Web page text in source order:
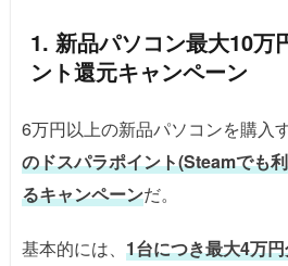
1. 新品パソコン最大10万
ント還元キャンペーン
6万円以上の新品パソコンを購入す
のドスパラポイント(Steamでも
るキャンペーンだ。
基本的には、 1台につき最大4万